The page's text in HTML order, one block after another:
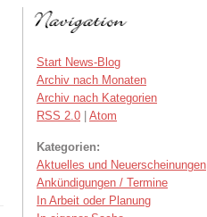
Start News-Blog
Archiv nach Monaten
Archiv nach Kategorien
RSS 2.0 | Atom
Kategorien:
Aktuelles und Neuerscheinungen
Ankündigungen / Termine
In Arbeit oder Planung